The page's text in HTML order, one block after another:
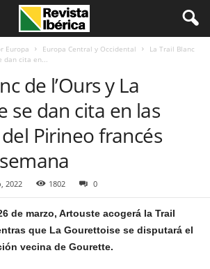
Europa Europa Central y Occidental
La Trail Blanc
dan cita en...
de l’Ours y La
se dan cita en las
Pirineo francés
2022 1802 0
de marzo, Artouste acogerá la Trail
que La Gourettoise se disputará el
vecina de Gourette.